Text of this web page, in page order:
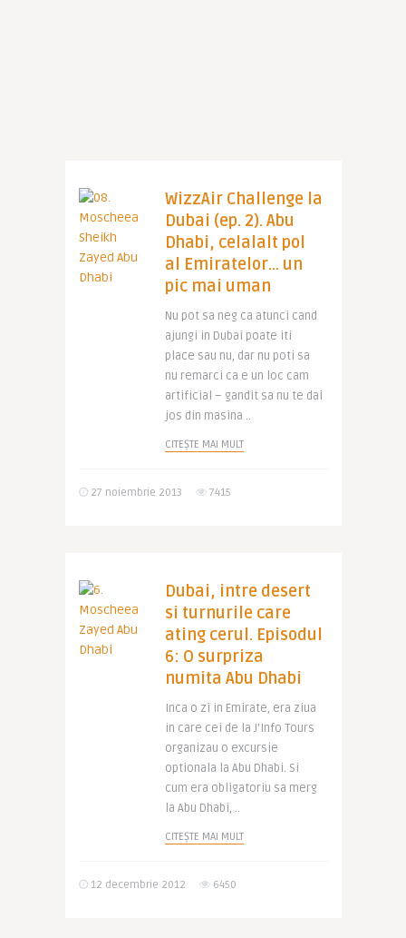
WizzAir Challenge la
Dubai (ep. 2). Abu
Dhabi, celalalt pol
al Emiratelor… un
pic mai uman
Nu pot sa neg ca atunci cand
ajungi in Dubai poate iti
place sau nu, dar nu poti sa
nu remarci ca e un loc cam
artificial – gandit sa nu te dai
jos din masina ..
CITEȘTE MAI MULT
27 noiembrie 2013 7415
Dubai, intre desert
si turnurile care
ating cerul. Episodul
6: O surpriza
numita Abu Dhabi
Inca o zi in Emirate, era ziua
in care cei de la J’Info Tours
organizau o excursie
optionala la Abu Dhabi. Si
cum era obligatoriu sa merg
la Abu Dhabi, ..
CITEȘTE MAI MULT
12 decembrie 2012 6450